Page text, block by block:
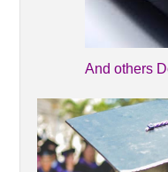
And others